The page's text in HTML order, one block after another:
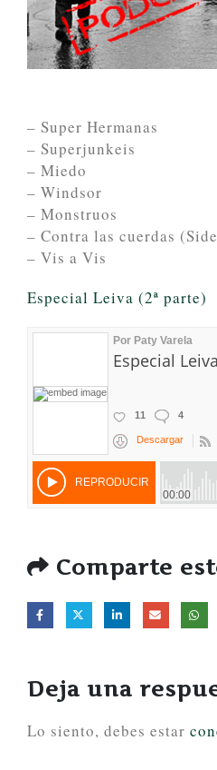
– Super Hermanas
– Superjunkeis
– Miedo
– Windsor
– Monstruos
– Contra las cuerdas
– Vis a Vis
Especial Leiva (2ª parte)
Comparte
Deja una
Lo siento, debes estar